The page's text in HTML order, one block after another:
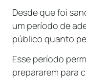
Desde que foi
um período de
público quanto
Esse período
prepararem para